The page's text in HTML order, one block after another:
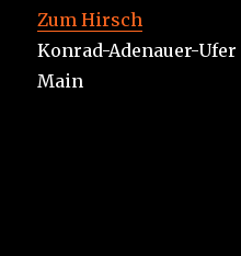
Zum Hirsch
Konrad-Adenauer-Ufer
Main